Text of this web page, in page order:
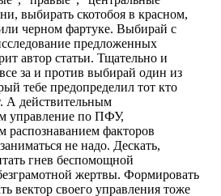
выбирать скотобоя в красном,
черном фартуке. Выбирай с
предложенных
автор статьи. Тщательно и
за и против выбирай один из
тебе предопределил тот кто
А действительным
управление по ПФУ,
распознаванием факторов
не надо. Дескать,
гнев беспомощной
жертвы. Формировать
вектор своего управления тоже